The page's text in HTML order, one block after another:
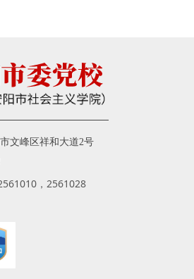
文峰区祥和大道2号
，2561028